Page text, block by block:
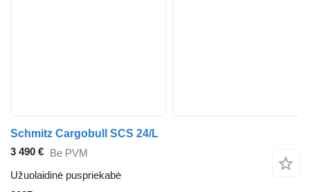
Schmitz Cargobull SCS 24/L
3 490 € Be PVM
Užuolaidinė puspriekabė